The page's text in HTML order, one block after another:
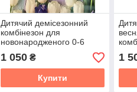
Дитячий демісезонний
комбінезон для
новонародженого 0-6
місяців весняний осінній
комбінезон на виписку з
пологового будинку
1 050₴
Купити
1